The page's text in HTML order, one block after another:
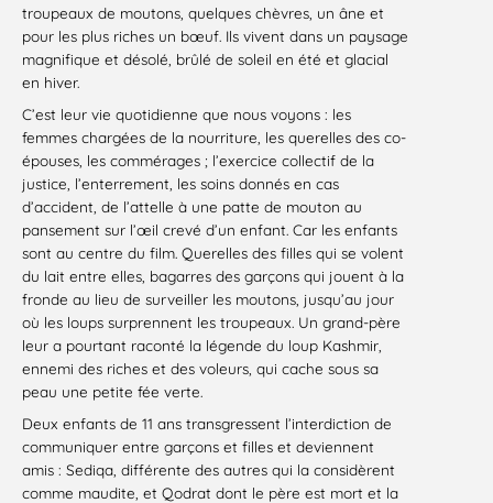
troupeaux de moutons, quelques chèvres, un âne et
pour les plus riches un bœuf. Ils vivent dans un paysage
magnifique et désolé, brûlé de soleil en été et glacial
en hiver.
C’est leur vie quotidienne que nous voyons : les
femmes chargées de la nourriture, les querelles des co-
épouses, les commérages ; l’exercice collectif de la
justice, l’enterrement, les soins donnés en cas
d’accident, de l’attelle à une patte de mouton au
pansement sur l’œil crevé d’un enfant. Car les enfants
sont au centre du film. Querelles des filles qui se volent
du lait entre elles, bagarres des garçons qui jouent à la
fronde au lieu de surveiller les moutons, jusqu’au jour
où les loups surprennent les troupeaux. Un grand-père
leur a pourtant raconté la légende du loup Kashmir,
ennemi des riches et des voleurs, qui cache sous sa
peau une petite fée verte.
Deux enfants de 11 ans transgressent l’interdiction de
communiquer entre garçons et filles et deviennent
amis : Sediqa, différente des autres qui la considèrent
comme maudite, et Qodrat dont le père est mort et la